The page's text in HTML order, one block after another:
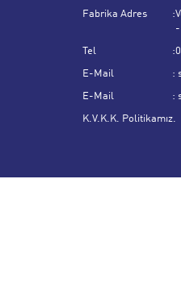
Fabrika Adres :
-
Tel :
E-Mail :
E-Mail :
K.V.K.K. Politikamız.